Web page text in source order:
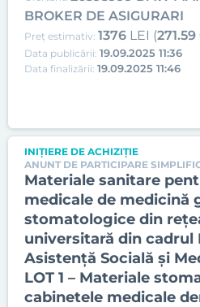
BROKER DE ASIGURARI
Preț estimativ: 1376 LEI (271.59
Data publicării: 19.09.2025 11:36
Data finalizării: 19.09.2025 11:46
INIȚIERE DE ACHIZIȚIE
ANUNT DE PARTICIPARE
Materiale sanitare
medicale de medicină
stomatologice din
universitară din cadrul
Asistență Socială și
LOT 1 – Materiale
cabinetele medicale